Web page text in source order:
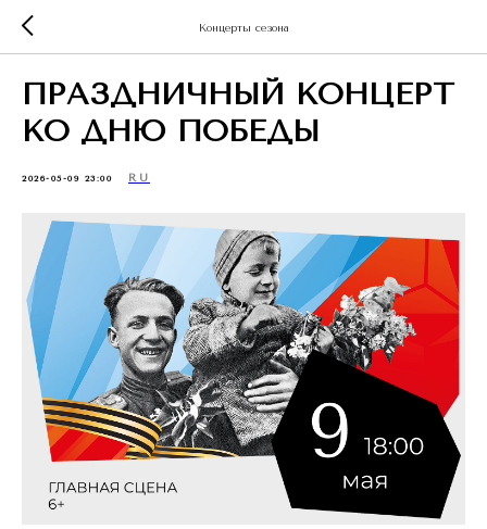
Концерты сезона
ПРАЗДНИЧНЫЙ КОНЦЕРТ
КО ДНЮ ПОБЕДЫ
2026-05-09 23:00 RU